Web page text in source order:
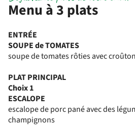
Menu à 3 plats
ENTRÉE
SOUPE de TOMATES
soupe de tomates rôties avec
PLAT PRINCIPAL
Choix 1
ESCALOPE
escalope de porc pané avec des
champignons